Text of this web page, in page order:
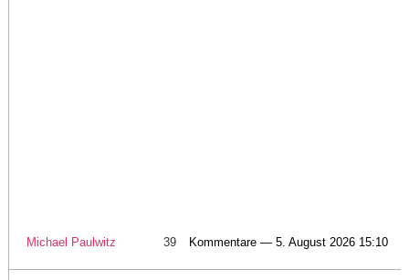
Michael Paulwitz 39 Kommentare — 5. August 2026 15:10